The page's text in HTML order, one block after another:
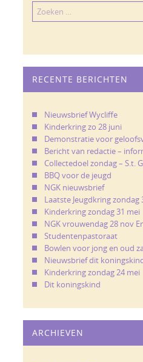
Zoeken
naar:
RECENTE BERICHTEN
Nieuwsbrief Wycliffe
Kinderkring zo 28 juni
Demonstratie voor
Bericht van redactie –
Collectedoel zondag – S.t.
BBQ voor de jeugd
NGK nieuwsbrief
Laatste Jeugdkring zondag
Kinderkring zondag 31 mei
NGK vrouwendag 28 nov
Studentenpastoraat
Bowlen voor jong en oud
Nieuwsbrief dit
Kinderkring zondag 24 mei
Dit koningskind
ARCHIEVEN